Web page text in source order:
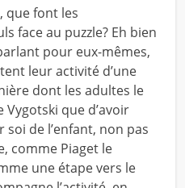
que font les
face au puzzle? Eh bien
pour eux-mêmes,
leur activité d’une
dont les adultes le
Vygotski que d’avoir
de l’enfant, non pas
comme Piaget le
une étape vers le